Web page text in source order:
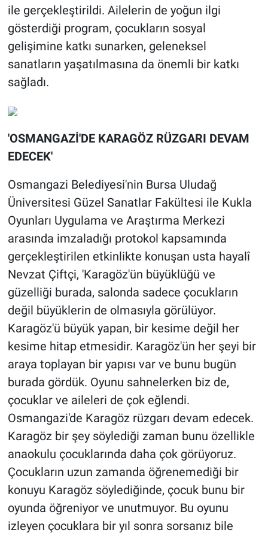
ile gerçekleştirildi. Ailelerin de yoğun ilgi
gösterdiği program, çocukların sosyal
gelişimine katkı sunarken, geleneksel
sanatların yaşatılmasına da önemli bir katkı
sağladı.
'OSMANGAZİ'DE KARAGÖZ RÜZGARI DEVAM
EDECEK'
Osmangazi Belediyesi'nin Bursa Uludağ
Üniversitesi Güzel Sanatlar Fakültesi ile Kukla
Oyunları Uygulama ve Araştırma Merkezi
arasında imzaladığı protokol kapsamında
gerçekleştirilen etkinlikte konuşan usta hayalî
Nevzat Çiftçi, 'Karagöz'ün büyüklüğü ve
güzelliği burada, salonda sadece çocukların
değil büyüklerin de olmasıyla görülüyor.
Karagöz'ü büyük yapan, bir kesime değil her
kesime hitap etmesidir. Karagöz'ün her şeyi bir
araya toplayan bir yapısı var ve bunu bugün
burada gördük. Oyunu sahnelerken biz de,
çocuklar ve aileleri de çok eğlendi.
Osmangazi'de Karagöz rüzgarı devam edecek.
Karagöz bir şey söylediği zaman bunu özellikle
anaokulu çocuklarında daha çok görüyoruz.
Çocukların uzun zamanda öğrenemediği bir
konuyu Karagöz söylediğinde, çocuk bunu bir
oyunda öğreniyor ve unutmuyor. Bu oyunu
izleyen çocuklara bir yıl sonra sorsanız bile